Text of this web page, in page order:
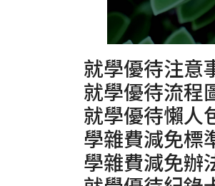
就學優待注意
就學優待流程
就學優待懶人
學雜費減免標
學雜費減免辦